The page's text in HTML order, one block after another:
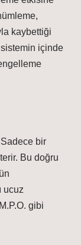
kaybettiği
içinde
bir
Bu doğru
ucuz
gibi